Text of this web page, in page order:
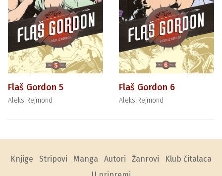
Flaš Gordon 5
Aleks Rejmond
Flaš Gordon 6
Aleks Rejmond
Knjige Stripovi Manga Autori Žanrovi
Klub čitalaca